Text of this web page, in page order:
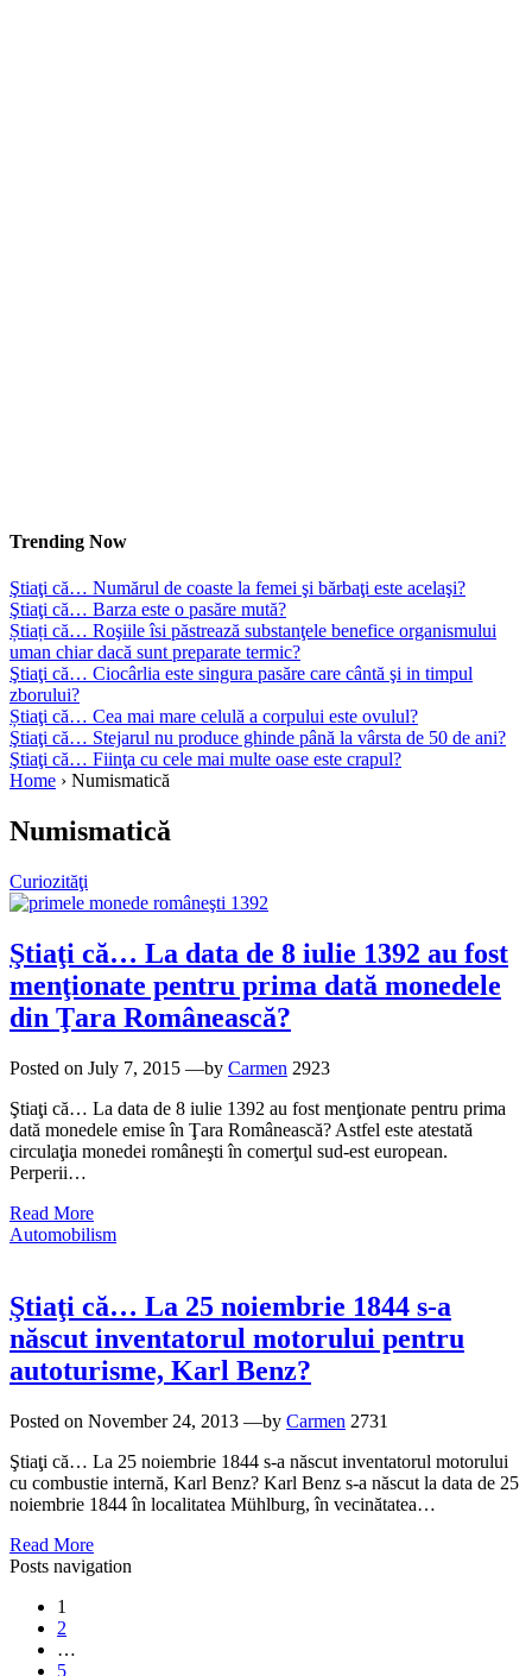
Trending Now
Ştiaţi că… Numărul de coaste la femei şi bărbaţi este acelaşi?
Ştiaţi că… Barza este o pasăre mută?
Știați că… Roşiile îsi păstrează substanţele benefice organismului
uman chiar dacă sunt preparate termic?
Ştiaţi că… Ciocârlia este singura pasăre care cântă şi in timpul
zborului?
Știaţi că… Cea mai mare celulă a corpului este ovulul?
Ştiaţi că… Stejarul nu produce ghinde până la vârsta de 50 de ani?
Ştiaţi că… Fiinţa cu cele mai multe oase este crapul?
Home › Numismatică
Numismatică
Curiozităţi
Ştiaţi că… La data de 8 iulie 1392 au fost
menţionate pentru prima dată monedele
din Ţara Românească?
Posted on July 7, 2015 —by Carmen 2923
Ştiaţi că… La data de 8 iulie 1392 au fost menţionate pentru prima
dată monedele emise în Ţara Românească? Astfel este atestată
circulaţia monedei româneşti în comerţul sud-est european.
Perperii…
Read More
Automobilism
Ştiaţi că… La 25 noiembrie 1844 s-a
născut inventatorul motorului pentru
autoturisme, Karl Benz?
Posted on November 24, 2013 —by Carmen 2731
Ştiaţi că… La 25 noiembrie 1844 s-a născut inventatorul motorului
cu combustie internă, Karl Benz? Karl Benz s-a născut la data de 25
noiembrie 1844 în localitatea Mühlburg, în vecinătatea…
Read More
Posts navigation
1
2
…
5